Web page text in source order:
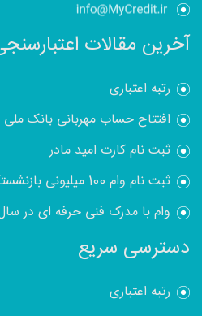
آخرین مقالات
رتبه اعتباری
افتتاح حساب مهربانی بانک
ثبت نام کارت امید مادر
ثبت نام وام 100 میلیونی بازنشستگان
وام با مدرک فنی حرفه ای در سال
دسترسی سریع
رتبه اعتباری